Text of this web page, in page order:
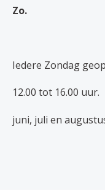
Zo.
Iedere Zondag
12.00 tot 16.00 uur.
juni, juli en